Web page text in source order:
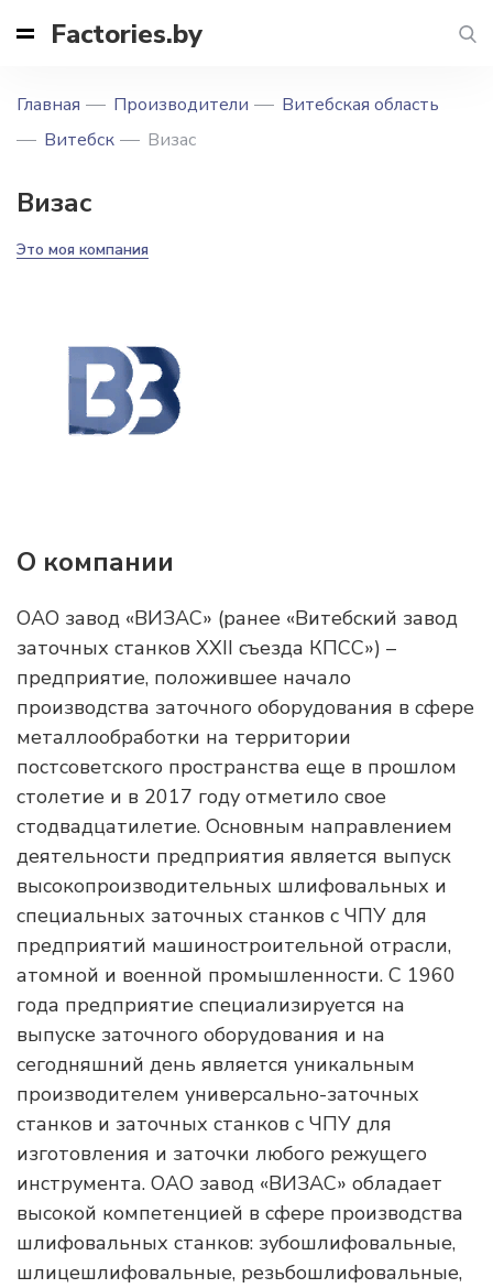
Factories.by
Главная Производители
Витебская область
Витебск
Визас
Визас
Это моя компания
О компании
ОАО завод «ВИЗАС» (ранее «Витебский завод
заточных станков XXII съезда КПСС») –
предприятие, положившее начало
производства заточного оборудования в сфере
металлообработки на территории
постсоветского пространства еще в прошлом
столетие и в 2017 году отметило свое
стодвадцатилетие. Основным направлением
деятельности предприятия является выпуск
высокопроизводительных шлифовальных и
специальных заточных станков с ЧПУ для
предприятий машиностроительной отрасли,
атомной и военной промышленности. С 1960
года предприятие специализируется на
выпуске заточного оборудования и на
сегодняшний день является уникальным
производителем универсально-заточных
станков и заточных станков с ЧПУ для
изготовления и заточки любого режущего
инструмента. ОАО завод «ВИЗАС» обладает
высокой компетенцией в сфере производства
шлифовальных станков: зубошлифовальные,
шлицешлифовальные, резьбошлифовальные,